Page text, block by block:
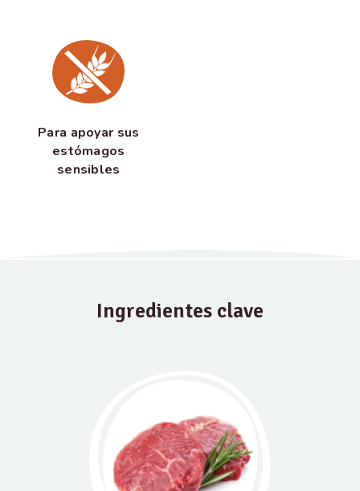
Para apoyar sus
estómagos
sensibles
Ingredientes clave